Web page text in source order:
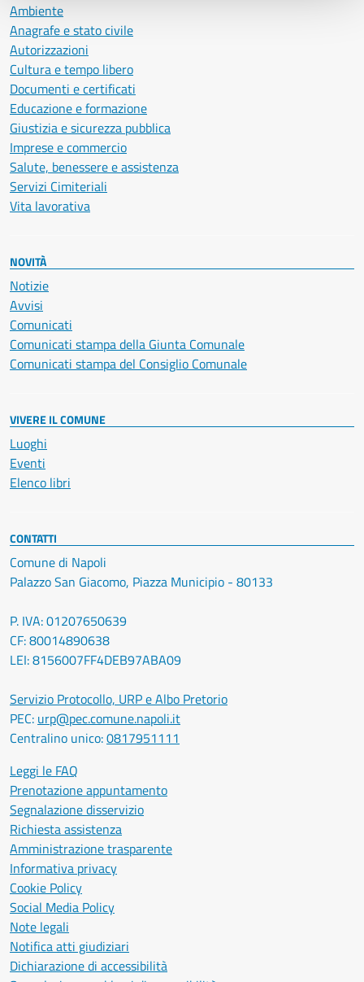
Ambiente
Anagrafe e stato civile
Autorizzazioni
Cultura e tempo libero
Documenti e certificati
Educazione e formazione
Giustizia e sicurezza pubblica
Imprese e commercio
Salute, benessere e assistenza
Servizi Cimiteriali
Vita lavorativa
NOVITÀ
Notizie
Avvisi
Comunicati
Comunicati stampa della Giunta Comunale
Comunicati stampa del Consiglio Comunale
VIVERE IL COMUNE
Luoghi
Eventi
Elenco libri
CONTATTI
Comune di Napoli
Palazzo San Giacomo, Piazza Municipio - 80133
P. IVA: 01207650639
CF: 80014890638
LEI: 8156007FF4DEB97ABA09
Servizio Protocollo, URP e Albo Pretorio
PEC: urp@pec.comune.napoli.it
Centralino unico:0817951111
Leggi le FAQ
Prenotazione appuntamento
Segnalazione disservizio
Richiesta assistenza
Amministrazione trasparente
Informativa privacy
Cookie Policy
Social Media Policy
Note legali
Notifica atti giudiziari
Dichiarazione di accessibilità